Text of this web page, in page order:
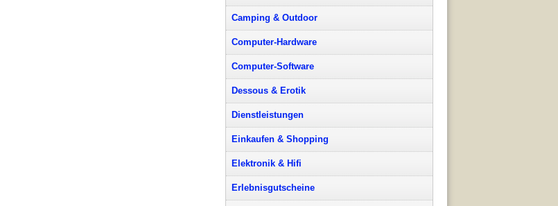
Camping & Outdoor
Computer-Hardware
Computer-Software
Dessous & Erotik
Dienstleistungen
Einkaufen & Shopping
Elektronik & Hifi
Erlebnisgutscheine